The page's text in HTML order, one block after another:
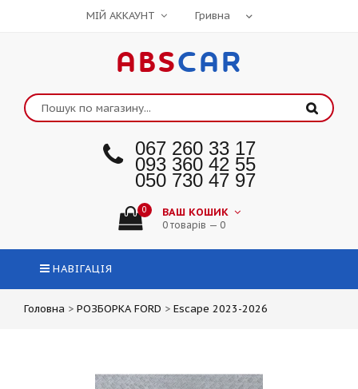
МІЙ АККАУНТ
ABSCAR
067 260 33 17
093 360 42 55
050 730 47 97
0 ВАШ КОШИК
0 товарів — 0
НАВІГАЦІЯ
Головна > РОЗБОРКА FORD > Escape 2023-2026